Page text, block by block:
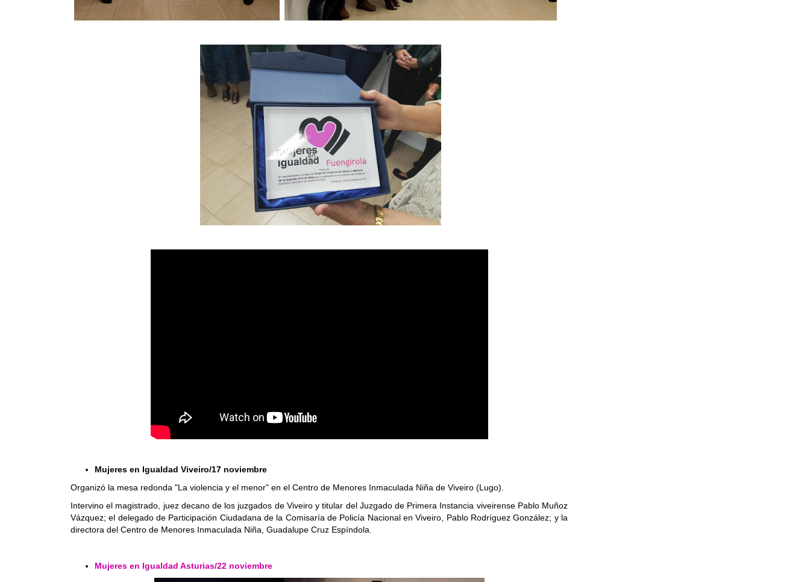
Mujeres en Igualdad Viveiro/17 noviembre
Organizó la mesa redonda "La violencia y el menor" en el Centro de Menores Inmaculada Niña de Viveiro (Lugo).
Intervino el magistrado, juez decano de los juzgados de Viveiro y titular del Juzgado de Primera Instancia viveirense Pablo Muñoz
Vázquez; el delegado de Participación Ciudadana de la Comisaría de Policía Nacional en Viveiro, Pablo Rodríguez González; y la
directora del Centro de Menores Inmaculada Niña, Guadalupe Cruz Espíndola.
Mujeres en Igualdad Asturias/22 noviembre